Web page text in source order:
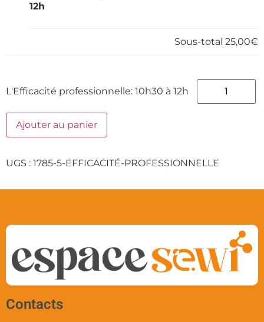
12h
Sous-total 25,00€
L'Efficacité professionnelle: 10h30 à 12h
Ajouter au panier
UGS : 1785-5-EFFICACITÉ-PROFESSIONNELLE
Contacts